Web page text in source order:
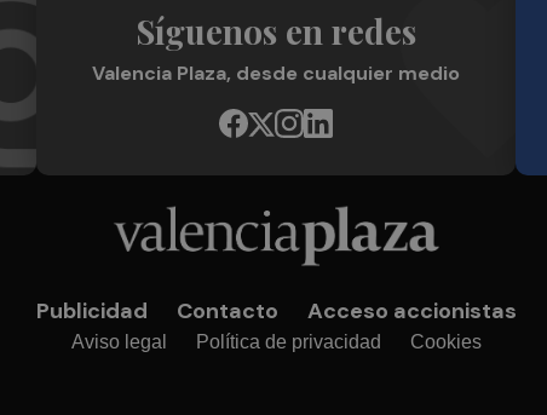
Síguenos en redes
Valencia Plaza, desde cualquier medio
Publicidad Contacto Acceso accionistas
Aviso legal Política de privacidad Cookies